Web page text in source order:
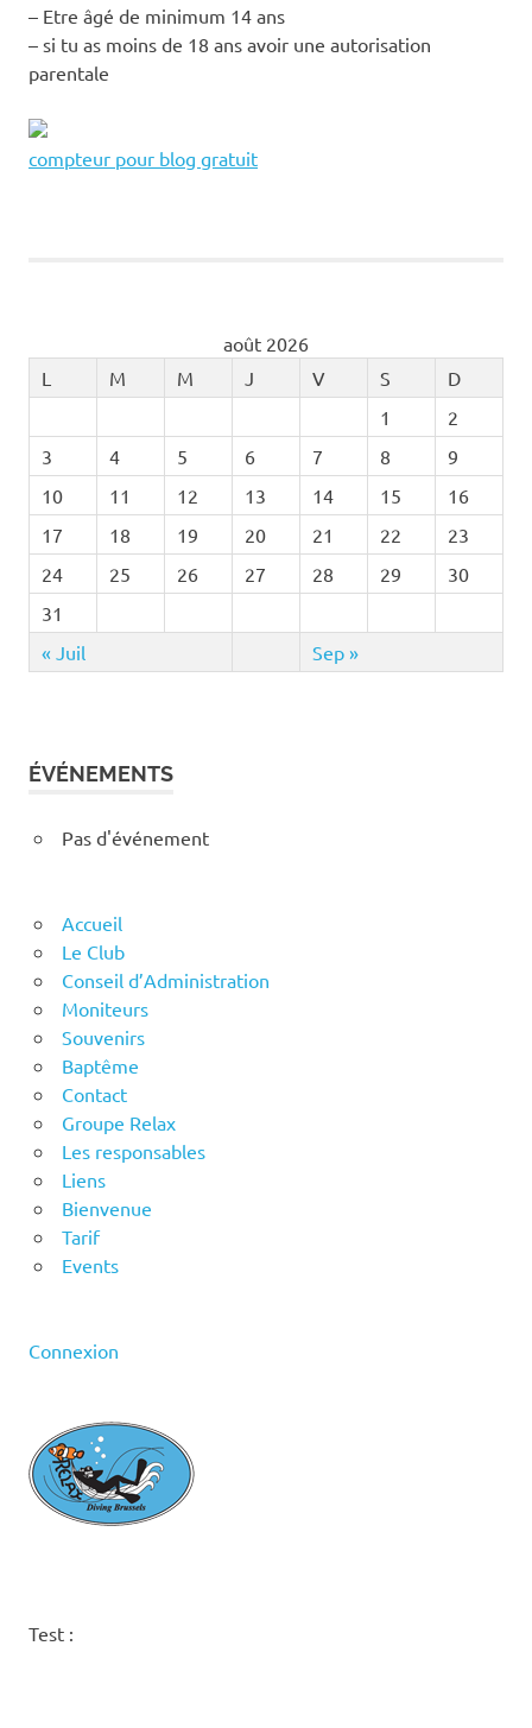
– Etre âgé de minimum 14 ans
– si tu as moins de 18 ans avoir une autorisation
parentale
compteur pour blog gratuit
août 2026
L
M M J V S
D
1
2
3
4 5 6 7 8
9
10
11 12 13 14 15
16
17
18 19 20 21 22
23
24
25 26 27 28 29
30
31
« Juil
Sep »
ÉVÉNEMENTS
Pas d'événement
Accueil
Le Club
Conseil d’Administration
Moniteurs
Souvenirs
Baptême
Contact
Groupe Relax
Les responsables
Liens
Bienvenue
Tarif
Events
Connexion
Test :